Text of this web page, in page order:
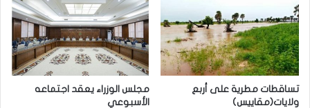
تساقطات مطرية على أربع
ولايات(مقاييس)
مجلس الوزراء يعقد اجتماعه
الأسبوعي